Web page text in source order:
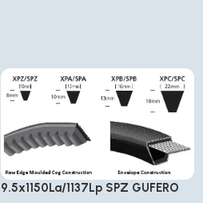
9.5x1150La/1137Lp SPZ GUFERO